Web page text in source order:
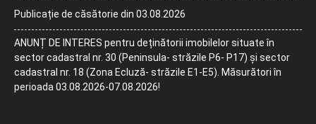
Publicație de căsătorie din 03.08.2026
ANUNȚ DE INTERES pentru deținătorii imobilelor situate în
sector cadastral nr. 30 (Peninsula- străzile P6- P17) și sector
cadastral nr. 18 (Zona Ecluză- străzile E1-E5). Măsurători în
perioada 03.08.2026-07.08.2026!